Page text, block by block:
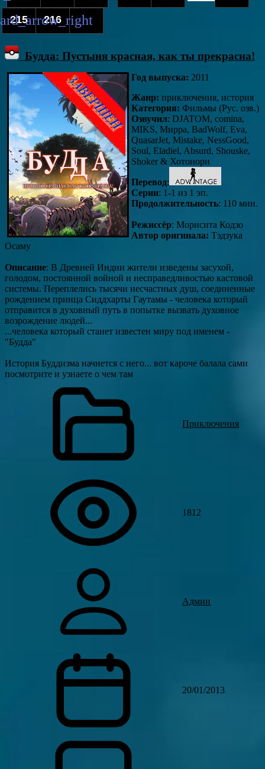
215 216
Будда: Пустыня красная, как ты прекрасна!
Год выпуска: 2011
Жанр: приключения, история
Категория: Фильмы (Рус. озв.)
Озвучил: DJATOM, comina,
MIKS, Мирра, BadWolf, Eva,
QuasarJet, Mistake, NessGood,
Soul, Eladiel, Absurd, Shouske,
Shoker & Хотонори
Перевод:
Серии: 1-1 из 1 эп.
Продолжительность: 110 мин.
Режиссёр: Морисита Кодзо
Автор оригинала: Тэдзука
Осаму
Описание: В Древней Индии жители изведены засухой,
голодом, постоянной войной и несправедливостью кастовой
системы. Переплелись тысячи несчастных душ, соединенные
рождением принца Сиддхарты Гаутамы - человека который
отправится в духовный путь в попытке вызвать духовное
возрождение людей...
...человека который станет известен миру под именем -
"Будда"
История Буддизма начнется с него... вот кароче балала сами
посмотрите и узнаете о чем там
Приключения
1812
Админ
20/01/2013